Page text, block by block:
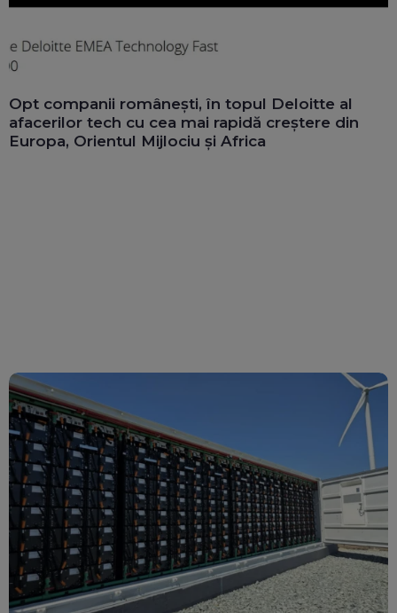
Opt companii românești, în topul Deloitte al
afacerilor tech cu cea mai rapidă creștere din
Europa, Orientul Mijlociu și Africa